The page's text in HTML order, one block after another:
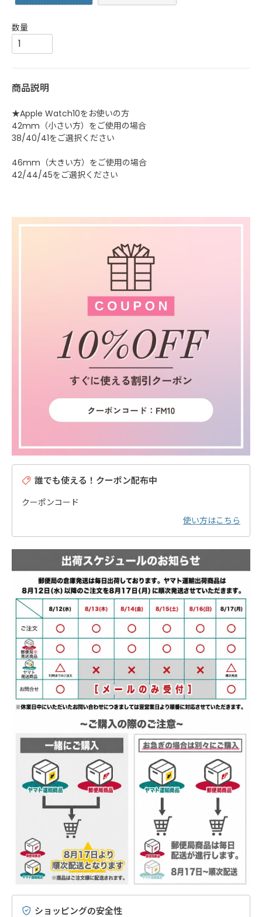
商品説明
★Apple Watch10をお使いの方
42mm（小さい方）をご使用の場合
38/40/41をご選択ください
46mm（大きい方）をご使用の場合
42/44/45をご選択ください
誰でも使える！クーポン配布中
クーポンコード
使い方はこちら
ショッピングの安全性